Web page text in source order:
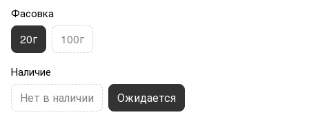
Фасовка
20г 100г
Наличие
Нет в наличии Ожидается